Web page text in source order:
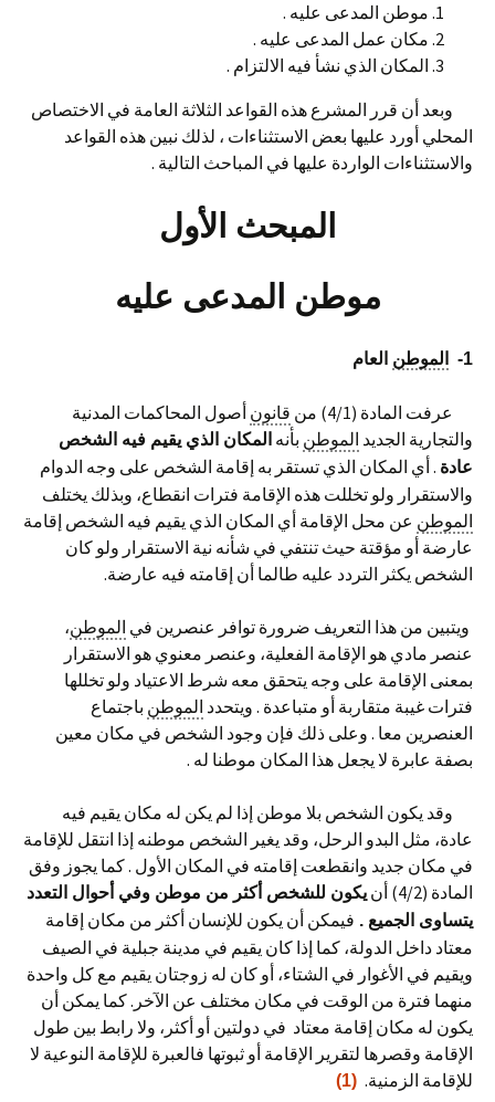
موطن المدعى عليه .
مكان عمل المدعى عليه .
المكان الذي نشأ فيه الالتزام .
وبعد أن قرر المشرع هذه القواعد الثلاثة العامة في الاختصاص
المحلي أورد عليها بعض الاستثناءات ، لذلك نبين هذه القواعد
والاستثناءات الواردة عليها في المباحث التالية .
المبحث الأول
موطن المدعى عليه
1- الموطن العام
عرفت المادة (4/1) من قانون أصول المحاكمات المدنية
والتجارية الجديد الموطن بأنه المكان الذي يقيم فيه الشخص
عادة . أي المكان الذي تستقر به إقامة الشخص على وجه الدوام
والاستقرار ولو تخللت هذه الإقامة فترات انقطاع، وبذلك يختلف
الموطن عن محل الإقامة أي المكان الذي يقيم فيه الشخص إقامة
عارضة أو مؤقتة حيث تنتفي في شأنه نية الاستقرار ولو كان
الشخص يكثر التردد عليه طالما أن إقامته فيه عارضة.
ويتبين من هذا التعريف ضرورة توافر عنصرين في الموطن،
عنصر مادي هو الإقامة الفعلية، وعنصر معنوي هو الاستقرار
بمعنى الإقامة على وجه يتحقق معه شرط الاعتياد ولو تخللها
فترات غيبة متقاربة أو متباعدة . ويتحدد الموطن باجتماع
العنصرين معا . وعلى ذلك فإن وجود الشخص في مكان معين
بصفة عابرة لا يجعل هذا المكان موطنا له .
وقد يكون الشخص بلا موطن إذا لم يكن له مكان يقيم فيه
عادة، مثل البدو الرحل، وقد يغير الشخص موطنه إذا انتقل للإقامة
في مكان جديد وانقطعت إقامته في المكان الأول . كما يجوز وفق
المادة (4/2) أن
يكون للشخص أكثر من موطن وفي أحوال التعدد
يتساوى الجميع . فيمكن أن يكون للإنسان أكثر من مكان إقامة
معتاد داخل الدولة، كما إذا كان يقيم في مدينة جبلية في الصيف
ويقيم في الأغوار في الشتاء، أو كان له زوجتان يقيم مع كل واحدة
منهما فترة من الوقت في مكان مختلف عن الآخر. كما يمكن أن
يكون له مكان إقامة معتاد في دولتين أو أكثر، ولا رابط بين طول
الإقامة وقصرها لتقرير الإقامة أو ثبوتها فالعبرة للإقامة النوعية لا
للإقامة الزمنية. (1)